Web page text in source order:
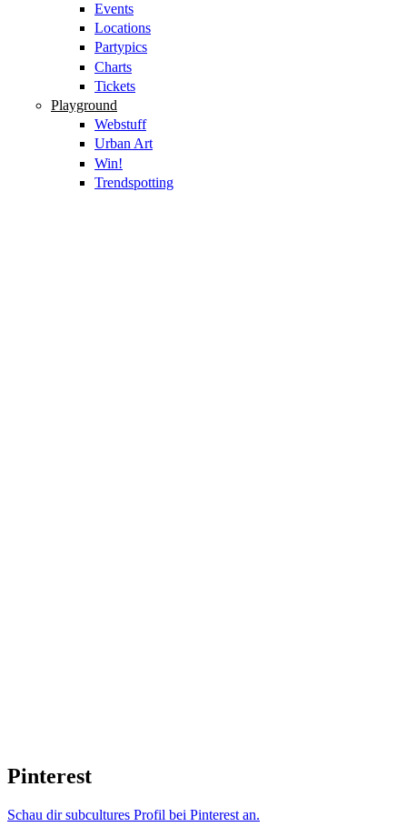
Events
Locations
Partypics
Charts
Tickets
Playground
Webstuff
Urban Art
Win!
Trendspotting
Pinterest
Schau dir subcultures Profil bei Pinterest an.